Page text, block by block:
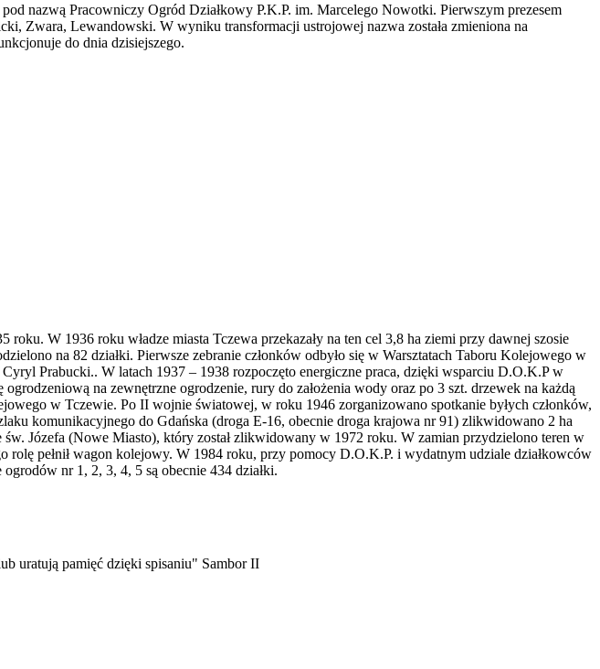
nazwą Pracowniczy Ogród Działkowy P.K.P. im. Marcelego Nowotki. Pierwszym prezesem
Zwara, Lewandowski. W wyniku transformacji ustrojowej nazwa została zmieniona na
do dnia dzisiejszego.
W 1936 roku władze miasta Tczewa przekazały na ten cel 3,8 ha ziemi przy dawnej szosie
na 82 działki. Pierwsze zebranie członków odbyło się w Warsztatach Taboru Kolejowego w
Prabucki.. W latach 1937 – 1938 rozpoczęto energiczne praca, dzięki wsparciu D.O.K.P w
na zewnętrzne ogrodzenie, rury do założenia wody oraz po 3 szt. drzewek na każdą
w Tczewie. Po II wojnie światowej, w roku 1946 zorganizowano spotkanie byłych członków,
komunikacyjnego do Gdańska (droga E-16, obecnie droga krajowa nr 91) zlikwidowano 2 ha
Józefa (Nowe Miasto), który został zlikwidowany w 1972 roku. W zamian przydzielono teren w
rolę pełnił wagon kolejowy. W 1984 roku, przy pomocy D.O.K.P. i wydatnym udziale działkowców
nr 1, 2, 3, 4, 5 są obecnie 434 działki.
uratują pamięć dzięki spisaniu" Sambor II